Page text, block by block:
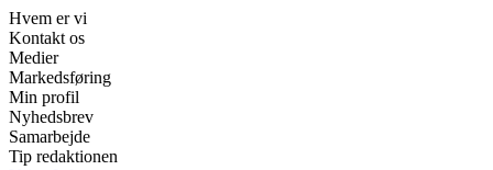
Hvem er vi
Kontakt os
Medier
Markedsføring
Min profil
Nyhedsbrev
Samarbejde
Tip redaktionen